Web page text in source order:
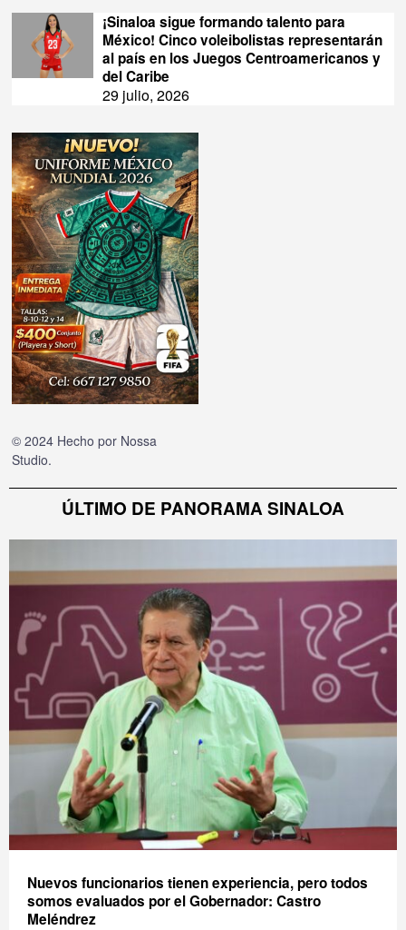
¡Sinaloa sigue formando talento para
México! Cinco voleibolistas representarán
al país en los Juegos Centroamericanos y
del Caribe
29 julio, 2026
© 2024 Hecho por Nossa
Studio.
ÚLTIMO DE PANORAMA SINALOA
Nuevos funcionarios tienen experiencia, pero todos
somos evaluados por el Gobernador: Castro
Meléndrez